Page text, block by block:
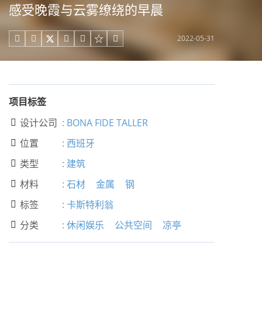
感受晚霞与云雾缭绕的早晨
     2022-05-31
项目标签
 设计公司 : BONA FIDE TALLER
 位置 : 西班牙
 类型 : 建筑
 材料 : 石材 金属 钢
 标签 : 卡斯特利翁
 分类 : 休闲娱乐 公共空间 凉亭